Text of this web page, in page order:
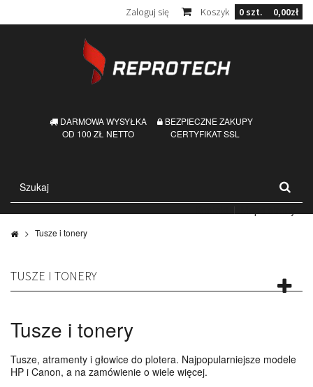
Koszyk 0 szt. 0,00zł
Zaloguj się
DARMOWA WYSYŁKA
OD 100 ZŁ NETTO
BEZPIECZNE ZAKUPY
CERTYFIKAT SSL
> Tusze i tonery
TUSZE I TONERY
Tusze i tonery
Tusze, atramenty i głowice do plotera. Najpopularniejsze modele
HP i Canon, a na zamówienie o wiele więcej.